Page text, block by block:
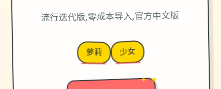
流行迭代版,零成本导入,官方中文版
萝莉 少女
→
✦ ★